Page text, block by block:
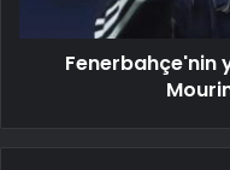
Fenerbahçe'nin